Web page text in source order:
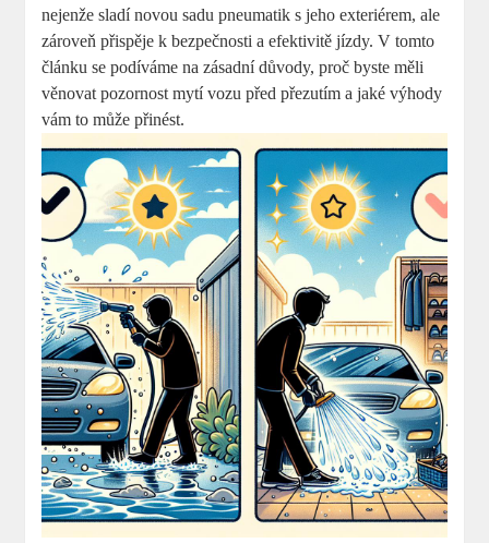
nejenže sladí novou sadu pneumatik s jeho exteriérem, ale
zároveň přispěje k bezpečnosti a efektivitě jízdy. V tomto
článku se podíváme na zásadní důvody, proč byste měli
věnovat pozornost mytí vozu před přezutím a jaké výhody
vám to může přinést.